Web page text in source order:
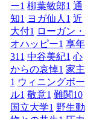
ー1 柳葉敏郎1 通
知1 ヨガ仙人 1 近
大付1 ローガン・
オハッピー1 享年
31 1 中谷美紀1 心
からの哀悼1 家主
1 ウィニングボー
ル1 敬意1 難関10
国立大学1 野生動